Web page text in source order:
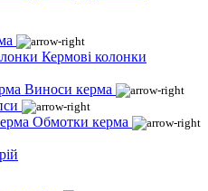
Кермові колонки
Виноси керма
Обмотки керма